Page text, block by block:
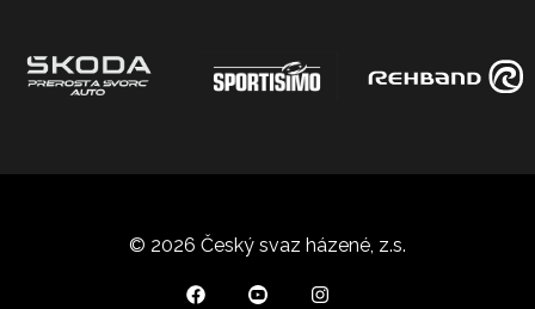
© 2026 Český svaz házené, z.s.